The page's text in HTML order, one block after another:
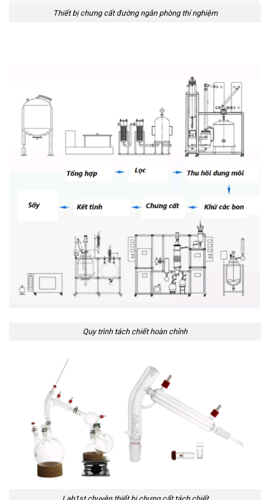
Thiết bị chưng cất đường ngắn phòng thí nghiệm
Quy trình tách chiết hoàn chỉnh